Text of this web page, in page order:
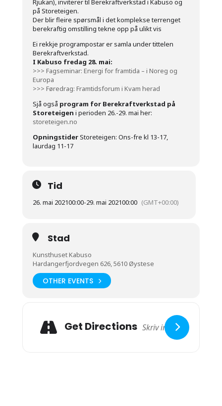
Rjukan), inviterer til Berekraftverkstad i Kabuso og
på Storeteigen.
Der blir fleire spørsmål i det komplekse terrenget
berekraftig omstilling tekne opp på ulikt vis
Ei rekkje programpostar er samla under tittelen
Berekraftverkstad.
I Kabuso fredag 28. mai:
>>> Fagseminar: Energi for framtida – i Noreg og
Europa
>>> Føredrag: Framtidsforum i Kvam herad
Sjå også program for Berekraftverkstad på
Storeteigen i perioden 26.-29. mai her:
storeteigen.no
OpningstiderStoreteigen: Ons-fre kl 13-17,
laurdag 11-17
Tid
26. mai 202100:00-29. mai 202100:00 (GMT+00:00)
Stad
Kunsthuset Kabuso
Hardangerfjordvegen 626, 5610 Øystese
OTHER EVENTS
Get Directions